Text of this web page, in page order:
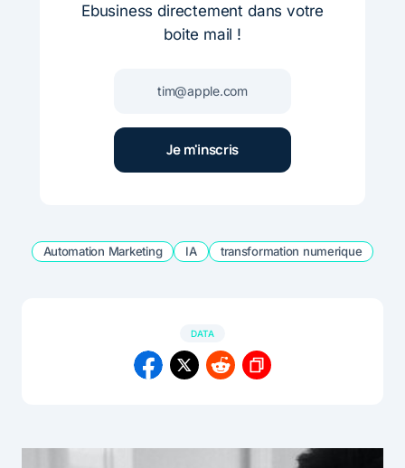
Ebusiness directement dans votre
boite mail !
Automation Marketing IA transformation numerique
DATA